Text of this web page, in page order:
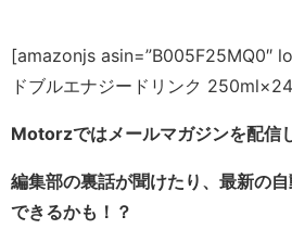
[amazonjs asin=”B005F25MQ0″
ドブルエナジードリンク
Motorzではメールマガジンを配信
編集部の裏話が聞けたり、最新の
できるかも！？